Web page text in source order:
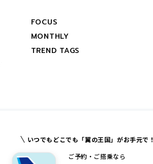
FOCUS
MONTHLY
TREND TAGS
いつでもどこでも「翼の王国」がお手元で！
ご予約・ご搭乗なら